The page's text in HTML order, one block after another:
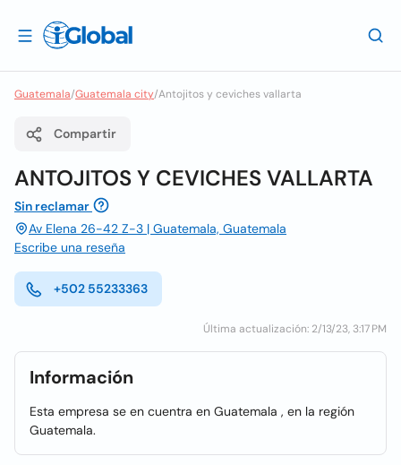
Guatemala/Guatemala city/Antojitos y ceviches vallarta
Compartir
ANTOJITOS Y CEVICHES VALLARTA
Sin reclamar
Av Elena 26-42 Z-3 | Guatemala, Guatemala
Escribe una reseña
+502 55233363
Última actualización: 2/13/23, 3:17 PM
Información
Esta empresa se en cuentra en Guatemala , en la región
Guatemala.